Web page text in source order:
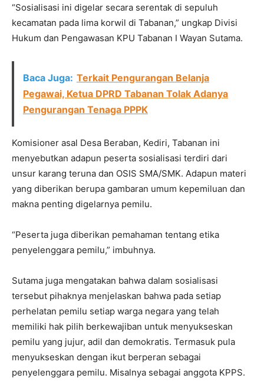
“Sosialisasi ini digelar secara serentak di sepuluh
kecamatan pada lima korwil di Tabanan,” ungkap Divisi
Hukum dan Pengawasan KPU Tabanan I Wayan Sutama.
Baca Juga: Terkait Pengurangan Belanja
Pegawai, Ketua DPRD Tabanan Tolak Adanya
Pengurangan Tenaga PPPK
Komisioner asal Desa Beraban, Kediri, Tabanan ini
menyebutkan adapun peserta sosialisasi terdiri dari
unsur karang teruna dan OSIS SMA/SMK. Adapun materi
yang diberikan berupa gambaran umum kepemiluan dan
makna penting digelarnya pemilu.
“Peserta juga diberikan pemahaman tentang etika
penyelenggara pemilu,” imbuhnya.
Sutama juga mengatakan bahwa dalam sosialisasi
tersebut pihaknya menjelaskan bahwa pada setiap
perhelatan pemilu setiap warga negara yang telah
memiliki hak pilih berkewajiban untuk menyukseskan
pemilu yang jujur, adil dan demokratis. Termasuk pula
menyukseskan dengan ikut berperan sebagai
penyelenggara pemilu. Misalnya sebagai anggota KPPS.